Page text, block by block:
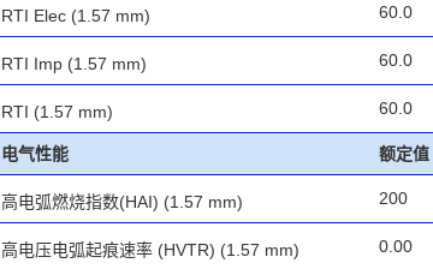
RTI Elec (1.57 mm) 60.0
RTI Imp (1.57 mm) 60.0
RTI (1.57 mm) 60.0
电气性能 额定值
高电弧燃烧指数(HAI) (1.57 mm) 200
高电压电弧起痕速率 (HVTR) (1.57 mm) 0.00